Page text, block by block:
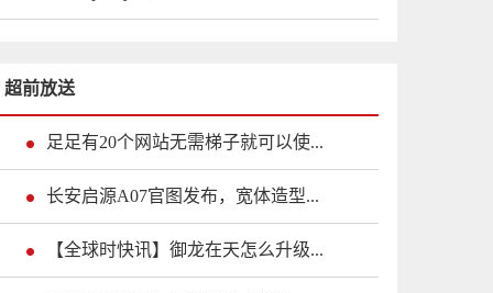
超前放送
足足有20个网站无需梯子就可以使...
长安启源A07官图发布，宽体造型...
【全球时快讯】御龙在天怎么升级...